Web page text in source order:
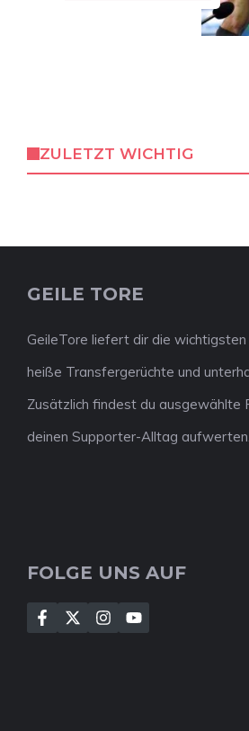
ZULETZT WICHTIG
GEILE TORE
GeileTore liefert dir die wichtigsten
heiße Transfergerüchte und
Zusätzlich findest du ausgewählte
deinen Supporter-Alltag aufwerten.
FOLGE UNS AUF